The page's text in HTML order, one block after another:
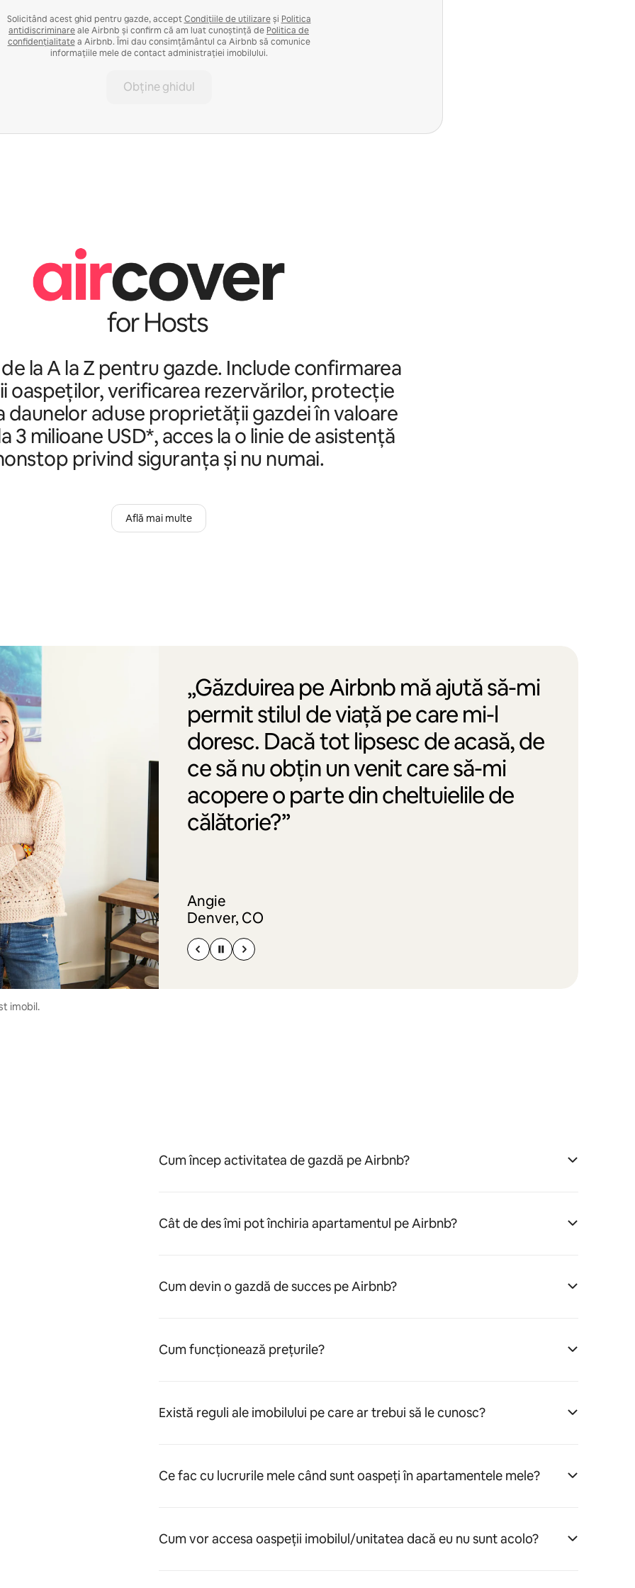
Solicitând acest ghid pentru gazde, acceptCondițiile de utilizareși Politica
antidiscriminareale Airbnb și confirm că am luat cunoștință de Politica de
confidențialitatea Airbnb. Îmi dau consimțământul ca Airbnb să comunice
informațiile mele de contact administrației imobilului.
Obține ghidul
la A la Z pentru gazde. Include confirmarea
oaspeților, verificarea rezervărilor, protecție
aduse proprietății gazdei în valoare
3 milioane USD*, acces la o linie de asistență
privind siguranța și nu numai.
Află mai multe
„Găzduirea pe Airbnb mă ajută să-mi
permit stilul de viață pe care mi-l
doresc. Dacă tot lipsesc de acasă, de
ce să nu obțin un venit care să-mi
acopere o parte din cheltuielile de
călătorie?”
Angie
Denver, CO
imobil.
Cum încep activitatea de gazdă pe Airbnb?
Cât de des îmi pot închiria apartamentul pe Airbnb?
Cum devin o gazdă de succes pe Airbnb?
Cum funcționează prețurile?
Există reguli ale imobilului pe care ar trebui să le cunosc?
Ce fac cu lucrurile mele când sunt oaspeți în apartamentele mele?
Cum vor accesa oaspeții imobilul/unitatea dacă eu nu sunt acolo?